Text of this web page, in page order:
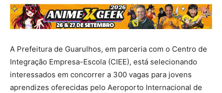
A Prefeitura de Guarulhos, em parceria com o Centro de
Integração Empresa-Escola (CIEE), está selecionando
interessados em concorrer a 300 vagas para jovens
aprendizes oferecidas pelo Aeroporto Internacional de